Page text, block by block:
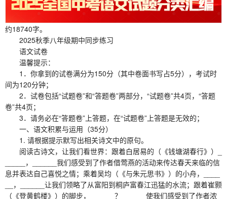
约18740字。
2025秋季八年级期中同步练习
语文试卷
温馨提示：
1．你拿到的试卷满分为150分（其中卷面书写占5分），考试时
间为120分钟；
2．试卷包括“试题卷”和“答题卷”两部分，“试题卷”共4页，“答题
卷”共4页；
3．请务必在“答题卷”上答题，在“试题卷”上答题是无效的；
一、语文积累与运用（35分）
1. 请根据提示默写出相关诗文中的原句。
阅读古诗文，让我们看世界：跟着白居易的（《钱塘湖春行》）_
_____，______我们感受到了作者借莺燕的活动来传达春天来临的信
息并表达自己喜悦之情；乘着吴均（《与朱元思书》）的小舟，____
__，______让我们领略了从富阳到桐庐富春江迅猛的水流；跟着崔颢
（《登黄鹤楼》）的脚步，______？______使我们感受到了作者浓